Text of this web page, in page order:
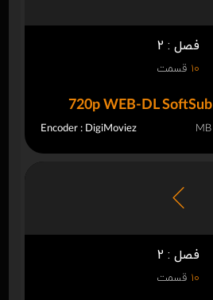
فصل : 2
10 قسمت
720p WEB-DL SoftSub
Encoder : DigiMoviez
فصل : 2
10 قسمت